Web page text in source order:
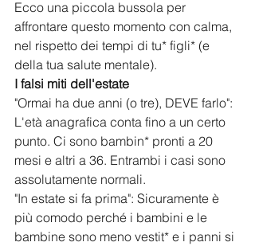
​Ecco una piccola bussola per
affrontare questo momento con calma,
nel rispetto dei tempi di tu* figli* (e
della tua salute mentale).
​I falsi miti dell'estate
​"Ormai ha due anni (o tre), DEVE farlo":
L'età anagrafica conta fino a un certo
punto. Ci sono bambin* pronti a 20
mesi e altri a 36. Entrambi i casi sono
assolutamente normali.
​"In estate si fa prima": Sicuramente è
più comodo perché i bambini e le
bambine sono meno vestit* e i panni si